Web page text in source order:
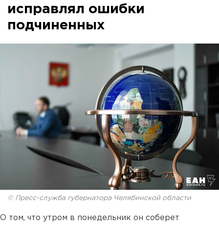
исправлял ошибки
подчиненных
© Пресс-служба губернатора Челябинской области
О том, что утром в понедельник он соберет